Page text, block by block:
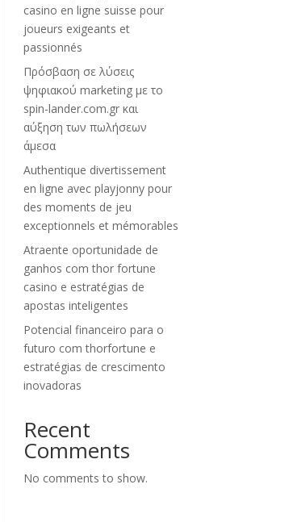
casino en ligne suisse pour
joueurs exigeants et
passionnés
Πρόσβαση σε λύσεις
ψηφιακού marketing με το
spin-lander.com.gr και
αύξηση των πωλήσεων
άμεσα
Authentique divertissement
en ligne avec playjonny pour
des moments de jeu
exceptionnels et mémorables
Atraente oportunidade de
ganhos com thor fortune
casino e estratégias de
apostas inteligentes
Potencial financeiro para o
futuro com thorfortune e
estratégias de crescimento
inovadoras
Recent
Comments
No comments to show.